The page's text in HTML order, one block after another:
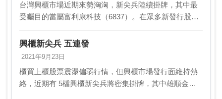
台灣興櫃市場近期來勢洶洶，新尖兵陸續掛牌，其中最
受矚目的當屬富利康科技（6837）。在眾多新發行股票
（29日）與金鼎科技（6832）、千附精密（68…
興櫃新尖兵 五連發
2021年9月23日
櫃買上櫃股票震盪偏弱行情，但興櫃市場發行面維持熱
絡，近期有 5檔興櫃新尖兵將密集掛牌，其中雄順金屬